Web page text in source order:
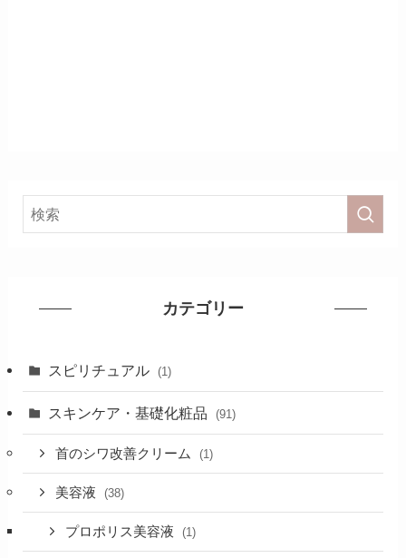
カテゴリー
スピリチュアル (1)
スキンケア・基礎化粧品 (91)
首のシワ改善クリーム (1)
美容液 (38)
プロポリス美容液 (1)